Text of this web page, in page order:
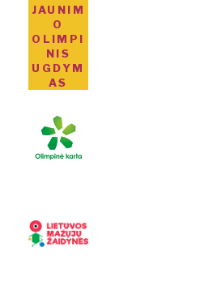
JAUNIM
O
OLIMPI
NIS
UGDYM
AS